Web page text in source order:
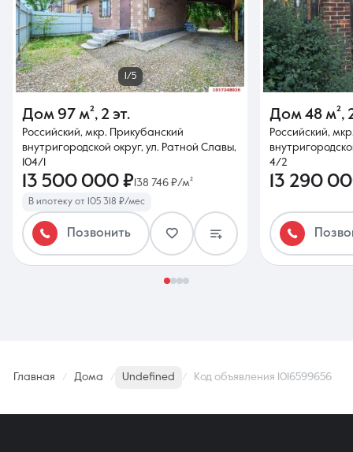
1/5
Дом 97 м², 2 эт.
Российский, мкр. Прикубанский
внутригородской округ, ул. Ратной Славы,
104/1
13 500 000 ₽ 138 746 ₽/м²
В ипотеку от 105 318 ₽/мес
Позвонить
Дом 48 м²,
Российский,
4/2
13 290
Главная Дома Undefined Код объявления 1016599656